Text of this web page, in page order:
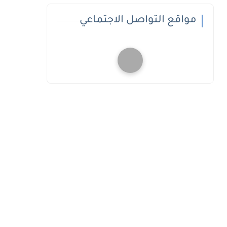
مواقع التواصل الاجتماعي